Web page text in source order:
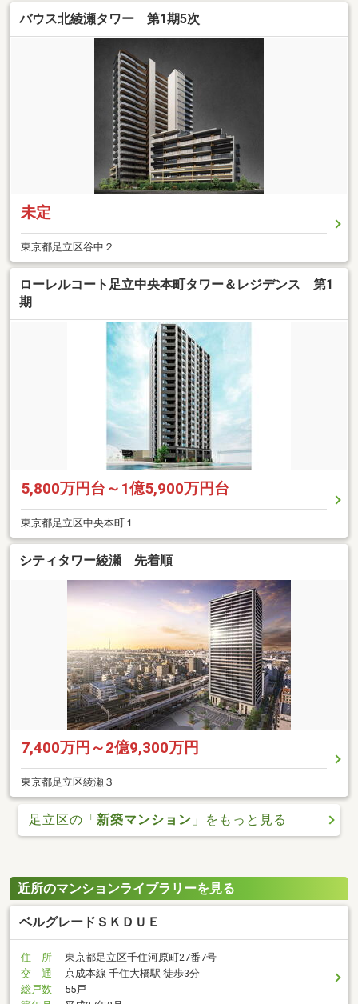
バウス北綾瀬タワー 第1期5次
未定
東京都足立区谷中２
ローレルコート足立中央本町タワー＆レジデンス 第1
期
5,800万円台～1億5,900万円台
東京都足立区中央本町１
シティタワー綾瀬 先着順
7,400万円～2億9,300万円
東京都足立区綾瀬３
足立区の「新築マンション 」をもっと見る
近所のマンションライブラリーを見る
ベルグレードＳＫＤＵＥ
住 所
東京都足立区千住河原町27番7号
交 通
京成本線 千住大橋駅 徒歩3分
総戸数
55戸